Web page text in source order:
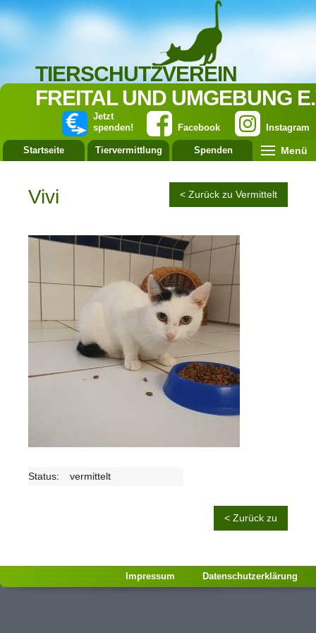
TIERSCHUTZVEREIN
FREITAL UND UMGEBUNG
Instagram
Facebook
Jetzt
spenden!
Startseite Tiervermittlung Spenden Menü
Vivi < Zurück zu Vermittelt
Status: vermittelt
< Zurück zu
Impressum Datenschutzerklärung